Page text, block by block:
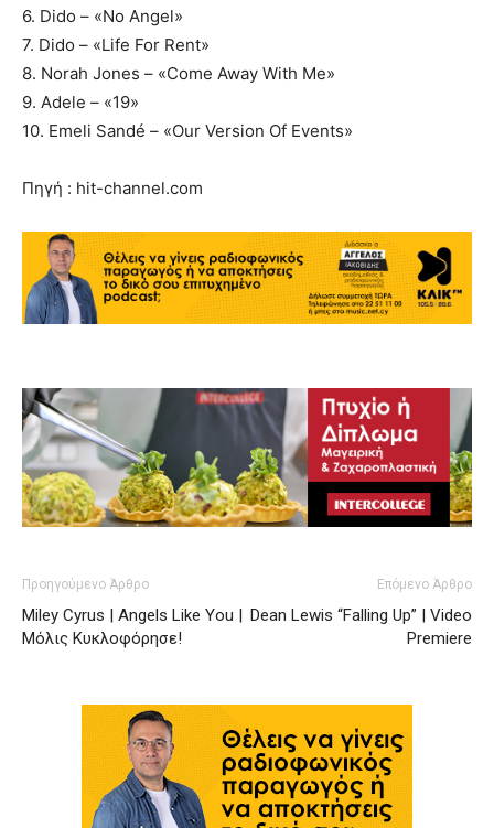
6. Dido – «No Angel»
7. Dido – «Life For Rent»
8. Norah Jones – «Come Away With Me»
9. Adele – «19»
10. Emeli Sandé – «Our Version Of Events»
Πηγή : hit-channel.com
Προηγούμενο Άρθρο
Miley Cyrus | Angels Like You |
Μόλις Κυκλοφόρησε!
Επόμενο Άρθρο
Dean Lewis “Falling Up” | Video
Premiere